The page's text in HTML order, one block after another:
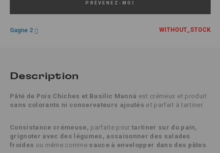
PRÉVENEZ-MOI
Gagne 2 WITHOUT_STOCK
Description
Pâté de Pois Chiches et Basilic Manná est crémeux et produit
sans colorants ni conservateurs ajoutés et parfait à tartiner.
Consistance crémeuse, parfaite pour tartiner sur du pain,
grignoter avec des légumes, assaisonner des salades
froides ou même comme sauce à envelopper dans des pâtes.